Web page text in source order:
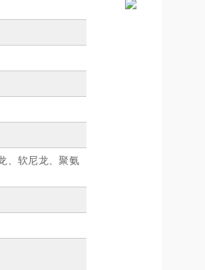
、软尼龙、聚氨